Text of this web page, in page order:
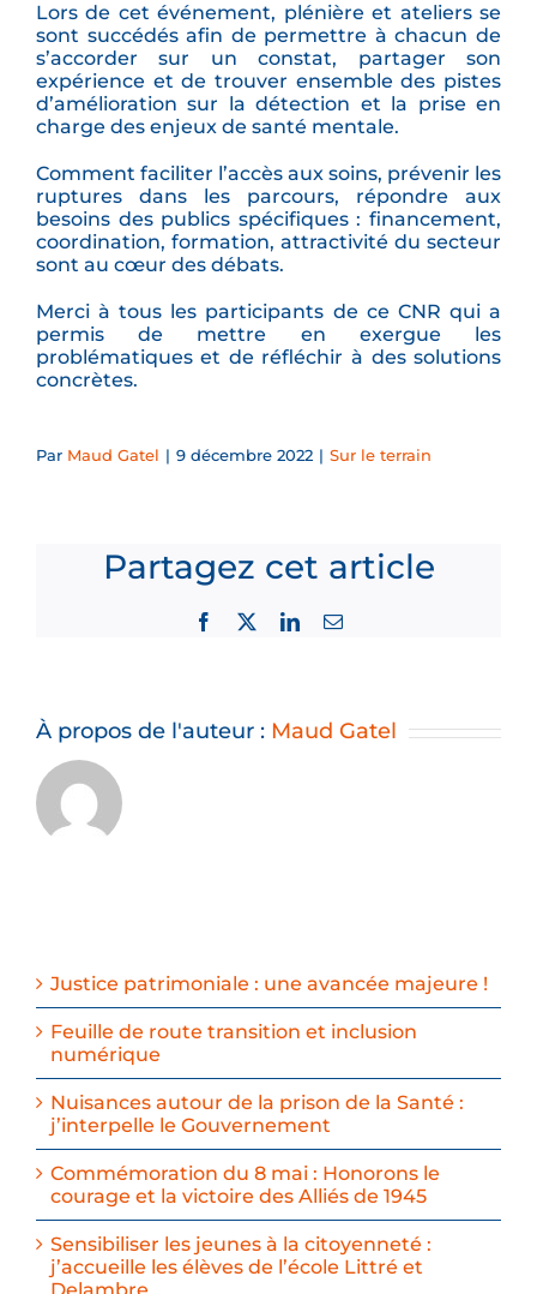
Lors de cet événement, plénière et ateliers se
sont succédés afin de permettre à chacun de
s’accorder sur un constat, partager son
expérience et de trouver ensemble des pistes
d’amélioration sur la détection et la prise en
charge des enjeux de santé mentale.
Comment faciliter l’accès aux soins, prévenir les
ruptures dans les parcours, répondre aux
besoins des publics spécifiques : financement,
coordination, formation, attractivité du secteur
sont au cœur des débats.
Merci à tous les participants de ce CNR qui a
permis de mettre en exergue les
problématiques et de réfléchir à des solutions
concrètes.
Par Maud Gatel | 9 décembre 2022 | Sur le terrain
Partagez cet article
Facebook LinkedInEmail
À propos de l'auteur : Maud Gatel
Justice patrimoniale : une avancée majeure !
Feuille de route transition et inclusion
numérique
Nuisances autour de la prison de la Santé :
j’interpelle le Gouvernement
Commémoration du 8 mai : Honorons le
courage et la victoire des Alliés de 1945
Sensibiliser les jeunes à la citoyenneté :
j’accueille les élèves de l’école Littré et